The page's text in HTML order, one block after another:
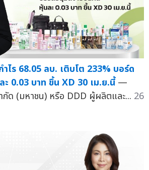
ไร 68.05 ลบ. เติบโต 233% บอร์ด
0.03 บาท ขึ้น XD 30 เม.ย.นี้ —
ด (มหาชน) หรือ DDD ผู้ผลิตและ... 26